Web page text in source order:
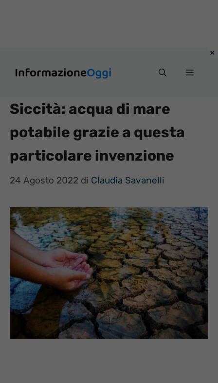
Menu
Siccità: acqua di mare
potabile grazie a questa
particolare invenzione
24 Agosto 2022 di Claudia Savanelli